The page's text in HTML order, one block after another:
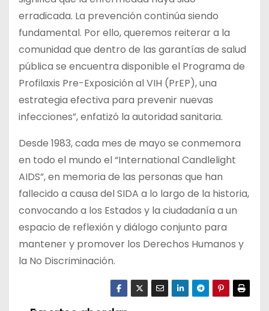
erradicada. La prevención continúa siendo
fundamental. Por ello, queremos reiterar a la
comunidad que dentro de las garantías de salud
pública se encuentra disponible el Programa de
Profilaxis Pre-Exposición al VIH (PrEP), una
estrategia efectiva para prevenir nuevas
infecciones”, enfatizó la autoridad sanitaria.
Desde 1983, cada mes de mayo se conmemora
en todo el mundo el “International Candlelight
AIDS”, en memoria de las personas que han
fallecido a causa del SIDA a lo largo de la historia,
convocando a los Estados y la ciudadanía a un
espacio de reflexión y diálogo conjunto para
mantener y promover los Derechos Humanos y
la No Discriminación.